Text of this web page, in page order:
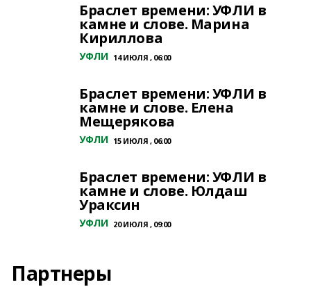
Браслет времени: УФЛИ в
камне и слове. Марина
Кириллова
УФЛИ 14 ИЮЛЯ , 06:00
Браслет времени: УФЛИ в
камне и слове. Елена
Мещерякова
УФЛИ 15 ИЮЛЯ , 06:00
Браслет времени: УФЛИ в
камне и слове. Юлдаш
Ураксин
УФЛИ 20 ИЮЛЯ , 09:00
Партнеры